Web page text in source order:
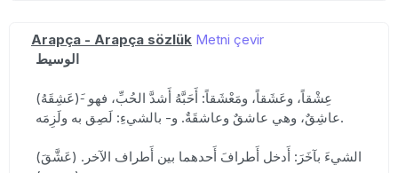
Arapça - Arapça sözlük Metni çevir
الوسيط
(عَشِقَهُ)-َ عِشْقاً، وعَشَقاً، ومَعْشَقاً: أَحَبَّهُ أَشدَّ الحُبِّ، فهو
عاشِقٌ، وهي عاشقٌ وعاشقَةٌ. و- بالشيءِ: لَصِق به ولَزِمَه.
(عَشَّقَ) الشيءَ بآخَرَ: أَدخل أَطرافَ أَحدهما بين أَطراف الآخر.